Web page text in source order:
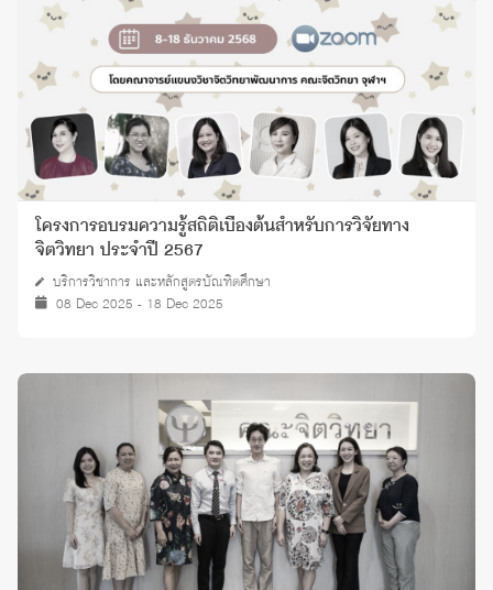
โครงการอบรมความรู้สถิติเบื้องต้นสำหรับการวิจัยทาง
จิตวิทยา ประจำปี 2567
บริการวิชาการ และหลักสูตรบัณฑิตศึกษา
08 Dec 2025 - 18 Dec 2025